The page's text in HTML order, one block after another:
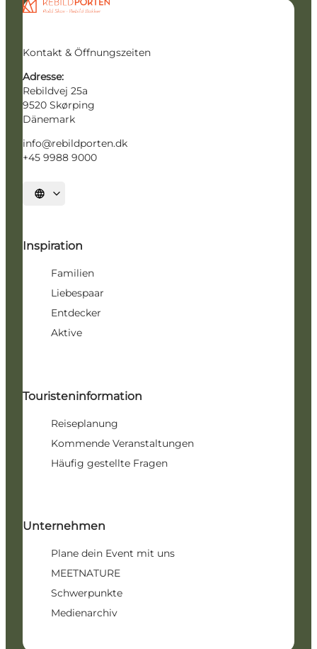
Kontakt & Öffnungszeiten
Adresse:
Rebildvej 25a
9520 Skørping
Dänemark
info@rebildporten.dk
+45 9988 9000
Sprache auswählen
Inspiration
Familien
Liebespaar
Entdecker
Aktive
Touristeninformation
Reiseplanung
Kommende Veranstaltungen
Häufig gestellte Fragen
Unternehmen
Plane dein Event mit uns
MEETNATURE
Schwerpunkte
Medienarchiv